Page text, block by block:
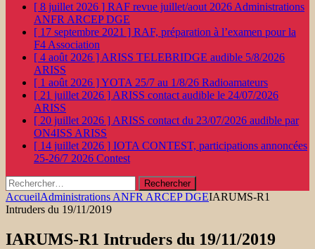
[ 8 juillet 2026 ] RAF revue juillet/aout 2026 Administrations
ANFR ARCEP DGE
[ 17 septembre 2021 ] RAF, préparation à l’examen pour la
F4 Association
[ 4 août 2026 ] ARISS TELEBRIDGE audible 5/8/2026
ARISS
[ 1 août 2026 ]YOTA 25/7 au 1/8/26 Radioamateurs
[ 21 juillet 2026 ] ARISS contact audible le 24/07/2026
ARISS
[ 20 juillet 2026 ] ARISS contact du 23/07/2026 audible par
ON4ISS ARISS
[ 14 juillet 2026 ] IOTA CONTEST, participations annoncées
25-26/7 2026 Contest
Rechercher :
AccueilAdministrations ANFR ARCEP DGEIARUMS-R1
Intruders du 19/11/2019
IARUMS-R1 Intruders du 19/11/2019